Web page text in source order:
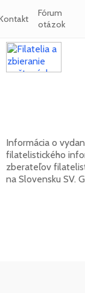
Fórum
otázok
Informácia o
filatelistického
zberateľov
na Slovensku SV.